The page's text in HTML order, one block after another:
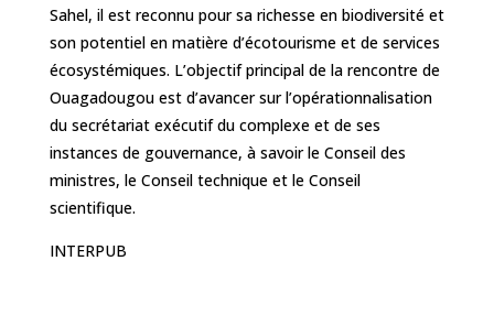
Sahel, il est reconnu pour sa richesse en biodiversité et
son potentiel en matière d’écotourisme et de services
écosystémiques. L’objectif principal de la rencontre de
Ouagadougou est d’avancer sur l’opérationnalisation
du secrétariat exécutif du complexe et de ses
instances de gouvernance, à savoir le Conseil des
ministres, le Conseil technique et le Conseil
scientifique.‎‎
INTERPUB